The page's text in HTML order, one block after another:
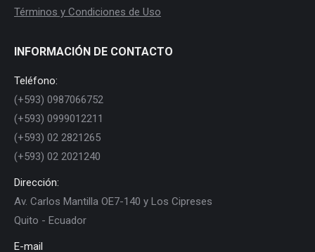
Términos y Condiciones de Uso
INFORMACIÓN DE CONTACTO
Teléfono:
(+593) 0987066752
(+593) 0999012211
(+593) 02 2821265
(+593) 02 2021240
Dirección:
Av. Carlos Mantilla OE7-140 y Los Cipreses
Quito - Ecuador
E-mail